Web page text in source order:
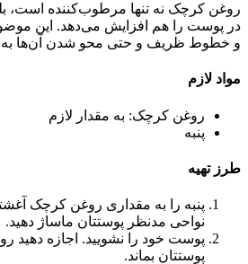
روغن کرچک نه تنها مرطوب‌کننده است،
در پوست را هم افزایش می‌دهد. این
و خطوط ظریف و حتی محو شدن آن‌ها
مواد لازم
روغن کرچک: به مقدار لازم
پنبه
طرز تهیه
پنبه را به مقداری روغن کرچک
نواحی مدنظر پوستتان ماساژ دهید.
پوست خود را نشویید. اجازه
پوستتان بماند.